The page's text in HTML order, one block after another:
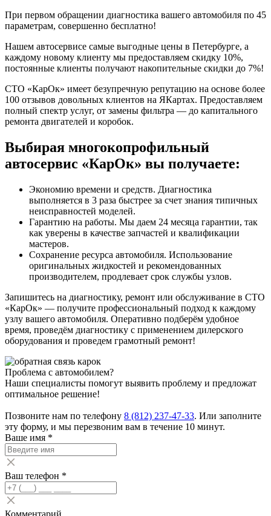
При первом обращении диагностика вашего автомобиля по 45
параметрам, совершенно бесплатно!
Нашем автосервисе самые выгодные цены в Петербурге, а
каждому новому клиенту мы предоставляем скидку 10%,
постоянные клиенты получают накопительные скидки до 7%!
СТО «КарОк» имеет безупречную репутацию на основе более
100 отзывов довольных клиентов на ЯКартах. Предоставляем
полный спектр услуг, от замены фильтра — до капитального
ремонта двигателей и коробок.
Выбирая многокопрофильный
автосервис «КарОк» вы получаете:
Экономию времени и средств. Диагностика
выполняется в 3 раза быстрее за счет знания типичных
неисправностей моделей.
Гарантию на работы. Мы даем 24 месяца гарантии, так
как уверены в качестве запчастей и квалификации
мастеров.
Сохранение ресурса автомобиля. Использование
оригинальных жидкостей и рекомендованных
производителем, продлевает срок службы узлов.
Запишитесь на диагностику, ремонт или обслуживание в СТО
«КарОк» — получите профессиональный подход к каждому
узлу вашего автомобиля. Оперативно подберём удобное
время, проведём диагностику с применением дилерского
оборудования и проведем грамотный ремонт!
Проблема с автомобилем?
Наши специалисты помогут выявить проблему и предложат
оптимальное решение!
Позвоните нам по телефону 8 (812) 237-47-33. Или заполните
эту форму, и мы перезвоним вам в течение 10 минут.
Ваше имя *
Ваш телефон *
Комментарий